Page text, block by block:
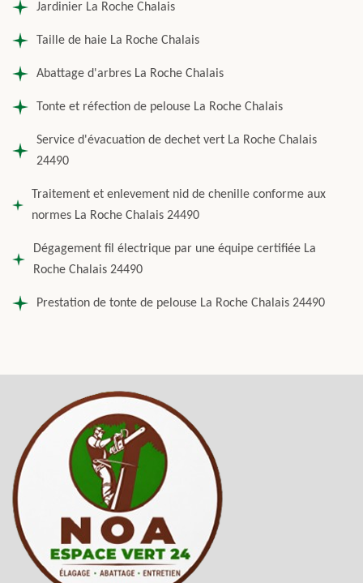
Jardinier La Roche Chalais
Taille de haie La Roche Chalais
Abattage d'arbres La Roche Chalais
Tonte et réfection de pelouse La Roche Chalais
Service d'évacuation de dechet vert La Roche Chalais
24490
Traitement et enlevement nid de chenille conforme aux
normes La Roche Chalais 24490
Dégagement fil électrique par une équipe certifiée La
Roche Chalais 24490
Prestation de tonte de pelouse La Roche Chalais 24490